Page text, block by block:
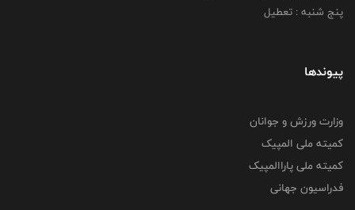
پنج شنبه : تعطیل
پیوندها
وزارت ورزش و جوانان
کمیته ملی المپیک
کمیته ملی پاراالمپیک
فدراسیون جهانی